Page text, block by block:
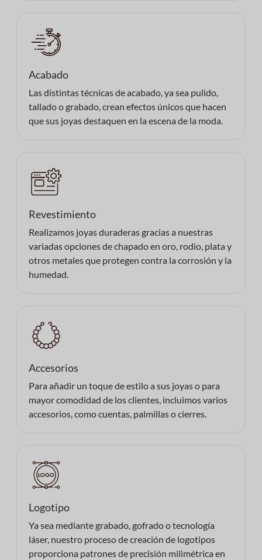
Acabado
Las distintas técnicas de acabado, ya sea pulido,
tallado o grabado, crean efectos únicos que hacen
que sus joyas destaquen en la escena de la moda.
Revestimiento
Realizamos joyas duraderas gracias a nuestras
variadas opciones de chapado en oro, rodio, plata y
otros metales que protegen contra la corrosión y la
humedad.
Accesorios
Para añadir un toque de estilo a sus joyas o para
mayor comodidad de los clientes, incluimos varios
accesorios, como cuentas, palmillas o cierres.
Logotipo
Ya sea mediante grabado, gofrado o tecnología
láser, nuestro proceso de creación de logotipos
proporciona patrones de precisión milimétrica en